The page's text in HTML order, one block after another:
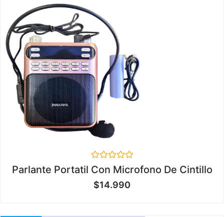
Valorado
en
0
de
Parlante Portatil Con Microfono De Cintillo
$14.990